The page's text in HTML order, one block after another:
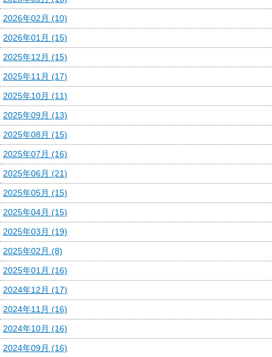
2026年02月 (10)
2026年01月 (15)
2025年12月 (15)
2025年11月 (17)
2025年10月 (11)
2025年09月 (13)
2025年08月 (15)
2025年07月 (16)
2025年06月 (21)
2025年05月 (15)
2025年04月 (15)
2025年03月 (19)
2025年02月 (8)
2025年01月 (16)
2024年12月 (17)
2024年11月 (16)
2024年10月 (16)
2024年09月 (16)